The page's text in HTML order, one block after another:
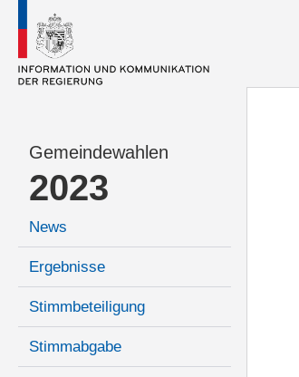
Gemeindewahlen
2023
News
Ergebnisse
Stimmbeteiligung
Stimmabgabe